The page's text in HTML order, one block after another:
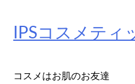
content
IPSコスメテ
コスメはお肌のお友達